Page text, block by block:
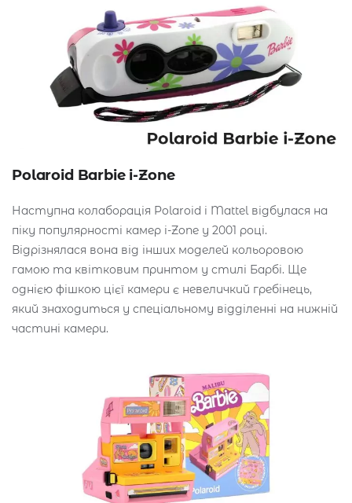
Polaroid Barbie i-Zone
Наступна колаборація Polaroid i Mattel відбулася на
піку популярності камер i-Zone у 2001 році.
Відрізнялася вона від інших моделей кольоровою
гамою та квітковим принтом у стилі Барбі. Ще
однією фішкою цієї камери є невеличкий гребінець,
який знаходиться у спеціальному відділенні на нижній
частині камери.